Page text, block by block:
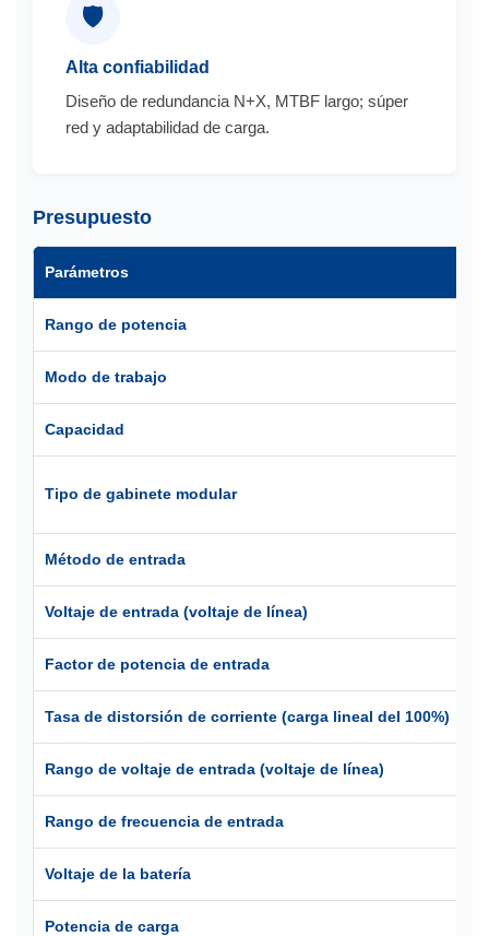
🛡️
Alta confiabilidad
Diseño de redundancia N+X, MTBF largo; súper
red y adaptabilidad de carga.
Presupuesto
Parámetros
Rango de potencia
Modo de trabajo
Capacidad
Tipo de gabinete modular
Método de entrada
Voltaje de entrada (voltaje de línea)
Factor de potencia de entrada
Tasa de distorsión de corriente (carga lineal del 100%)
Rango de voltaje de entrada (voltaje de línea)
Rango de frecuencia de entrada
Voltaje de la batería
Potencia de carga